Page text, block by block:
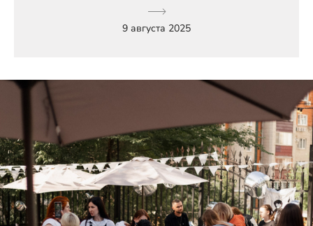
9 августа 2025